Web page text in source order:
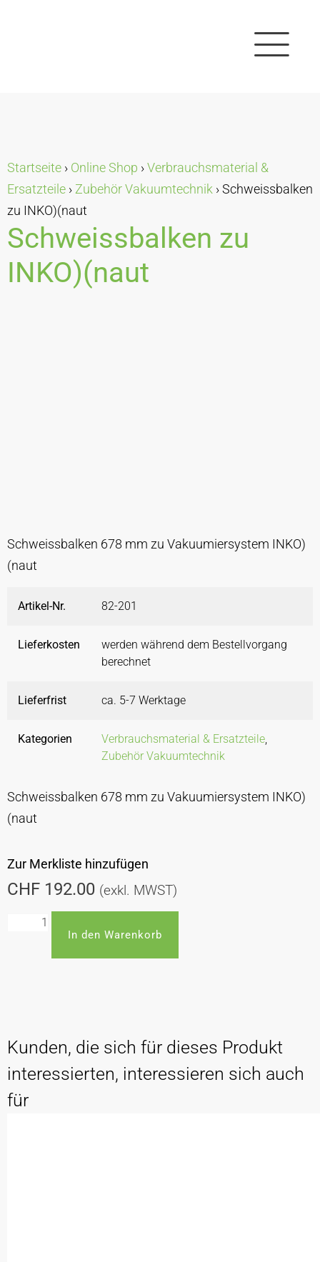
Startseite › Online Shop ›Verbrauchsmaterial &
Ersatzteile › Zubehör Vakuumtechnik ›Schweissbalken
zu INKO)(naut
Schweissbalken zu
INKO)(naut
Schweissbalken 678 mm zu Vakuumiersystem INKO)
(naut
Artikel-Nr. 82-201
Lieferkosten
werden während dem Bestellvorgang
berechnet
Lieferfrist ca. 5-7 Werktage
Kategorien Verbrauchsmaterial & Ersatzteile
Zubehör Vakuumtechnik
Schweissbalken 678 mm zu Vakuumiersystem INKO)
(naut
Zur Merkliste hinzufügen
CHF 192.00 (exkl. MWST)
In den Warenkorb
Kunden, die sich für dieses Produkt
interessierten, interessieren sich auch
für